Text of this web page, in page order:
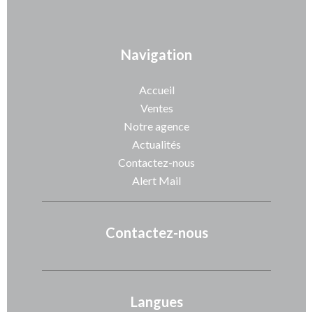
Navigation
Accueil
Ventes
Notre agence
Actualités
Contactez-nous
Alert Mail
Contactez-nous
Langues